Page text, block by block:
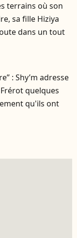
terrains où son
sa fille Hiziya
dans un tout
: Shy’m adresse
quelques
qu'ils ont